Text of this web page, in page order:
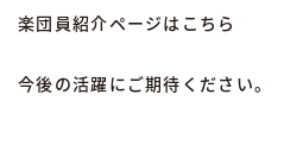
楽団員紹介ページはこちら
今後の活躍にご期待ください。